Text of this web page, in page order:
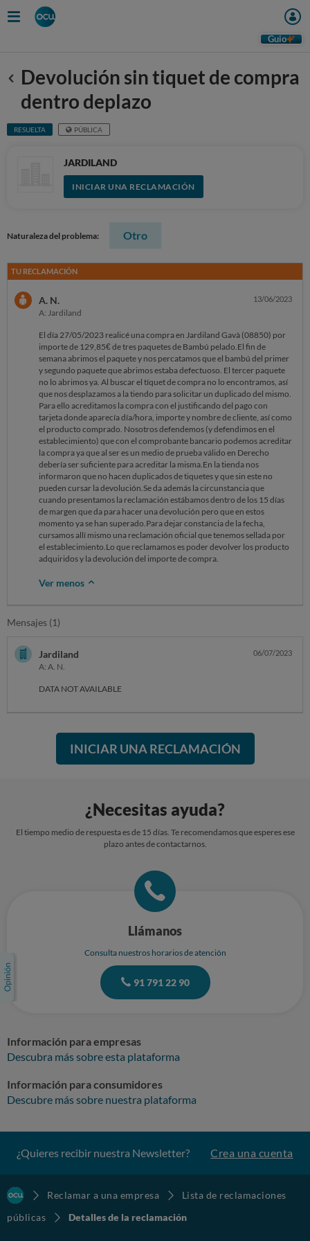
Guio
Anterior
Devolución sin tiquet de compra
dentro deplazo
RESUELTA PÚBLICA
JARDILAND
INICIAR UNA RECLAMACIÓN
Naturaleza del problema: Otro
TU RECLAMACIÓN
A. N.
A: Jardiland
13/06/2023
El día 27/05/2023 realicé una compra en Jardiland Gavà (08850) por
importe de 129,85€ de tres paquetes de Bambú pelado.El fin de
semana abrimos el paquete y nos percatamos que el bambú del primer
y segundo paquete que abrimos estaba defectuoso. El tercer paquete
no lo abrimos ya. Al buscar el tíquet de compra no lo encontramos, así
que nos desplazamos a la tiendo para solicitar un duplicado del mismo.
Para ello acreditamos la compra con el justificando del pago con
tarjeta donde aparecía día/hora, importe y nombre de cliente, así como
el producto comprado. Nosotros defendemos (y defendimos en el
establecimiento) que con el comprobante bancario podemos acreditar
la compra ya que al ser es un medio de prueba válido en Derecho
debería ser suficiente para acreditar la misma.En la tienda nos
informaron que no hacen duplicados de tiquetes y que sin este no
pueden cursar la devolución.Se da además la circunstancia que
cuando presentamos la reclamación estábamos dentro de los 15 días
de margen que da para hacer una devolución pero que en estos
momento ya se han superado.Para dejar constancia de la fecha,
cursamos allí mismo una reclamación oficial que tenemos sellada por
el establecimiento.Lo que reclamamos es poder devolver los producto
adquiridos y la devolución del importe de compra.
Ver menos
Mensajes (1)
Jardiland
A: A. N.
06/07/2023
DATA NOT AVAILABLE
INICIAR UNA RECLAMACIÓN
¿Necesitas ayuda?
El tiempo medio de respuesta es de 15 días. Te recomendamos que esperes ese
plazo antes de contactarnos.
Llámanos
Consulta nuestros horarios de atención
91 791 22 90
Información para empresas
Descubra más sobre esta plataforma
Información para consumidores
Descubre más sobre nuestra plataforma
¿Quieres recibir nuestra Newsletter? Crea una cuenta
Reclamar a una empresa
Lista de reclamaciones
públicas
Detalles de la reclamación